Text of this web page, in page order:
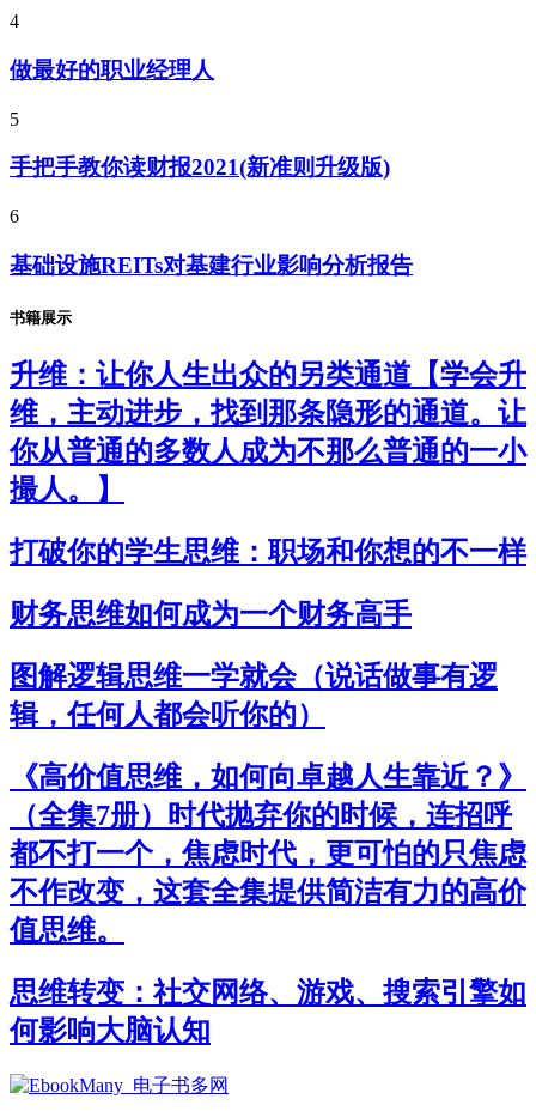
4
做最好的职业经理人
5
手把手教你读财报2021(新准则升级版)
6
基础设施REITs对基建行业影响分析报告
书籍展示
升维：让你人生出众的另类通道【学会升
维，主动进步，找到那条隐形的通道。让
你从普通的多数人成为不那么普通的一小
撮人。】
打破你的学生思维：职场和你想的不一样
财务思维如何成为一个财务高手
图解逻辑思维一学就会（说话做事有逻
辑，任何人都会听你的）
《高价值思维，如何向卓越人生靠近？》
（全集7册）时代抛弃你的时候，连招呼
都不打一个，焦虑时代，更可怕的只焦虑
不作改变，这套全集提供简洁有力的高价
值思维。
思维转变：社交网络、游戏、搜索引擎如
何影响大脑认知